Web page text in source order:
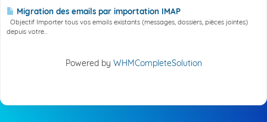
Migration des emails par importation IMAP
Objectif Importer tous vos emails existants (messages, dossiers, pièces jointes)
depuis votre...
Powered by WHMCompleteSolution